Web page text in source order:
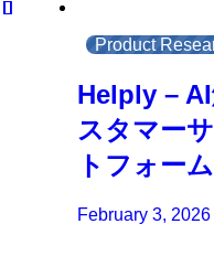
Product
Helply –
スタマー
トフォーム
February 3, 2026